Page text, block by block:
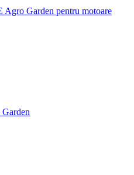
Garden pentru motoare